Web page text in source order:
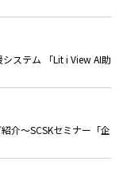
ステム 「Lit i View AI助
介～SCSKセミナー「企